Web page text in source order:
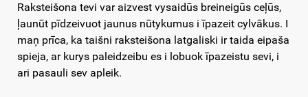
Raksteišona tevi var aizvest vysaidūs breineigūs ceļūs,
ļaunūt pīdzeivuot jaunus nūtykumus i īpazeit cylvākus. I
maņ prīca, ka taišni raksteišona latgaliski ir taida eipaša
spieja, ar kurys paleidzeibu es i lobuok īpazeistu sevi, i
ari pasauli sev apleik.